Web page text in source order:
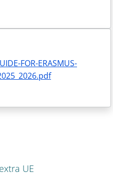
FOR-ERASMUS-
UE